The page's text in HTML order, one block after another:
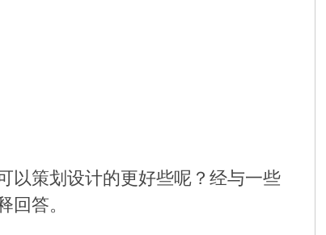
以策划设计的更好些呢？经与一些
回答。